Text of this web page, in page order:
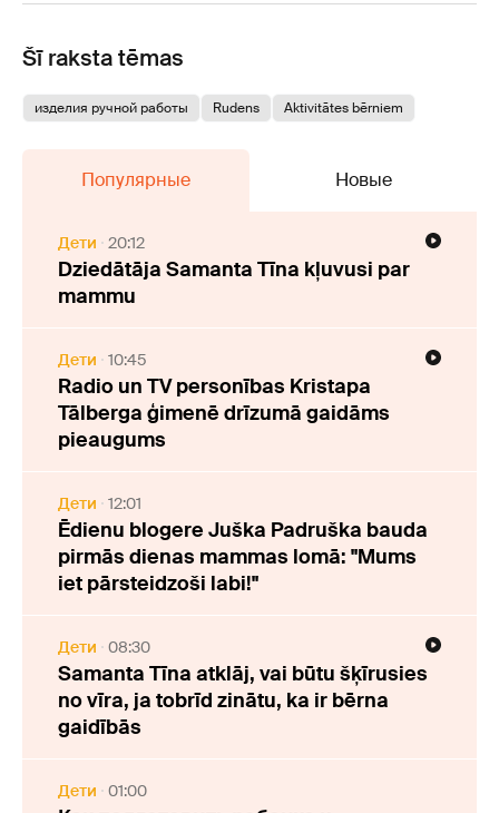
Šī raksta tēmas
изделия ручной работы Rudens Aktivitātes bērniem
Популярные Новые
Дети 20:12
Dziedātāja Samanta Tīna kļuvusi par
mammu
Дети 10:45
Radio un TV personības Kristapa
Tālberga ģimenē drīzumā gaidāms
pieaugums
Дети 12:01
Ēdienu blogere Juška Padruška bauda
pirmās dienas mammas lomā: "Mums
iet pārsteidzoši labi!"
Дети 08:30
Samanta Tīna atklāj, vai būtu šķīrusies
no vīra, ja tobrīd zinātu, ka ir bērna
gaidībās
Дети 01:00